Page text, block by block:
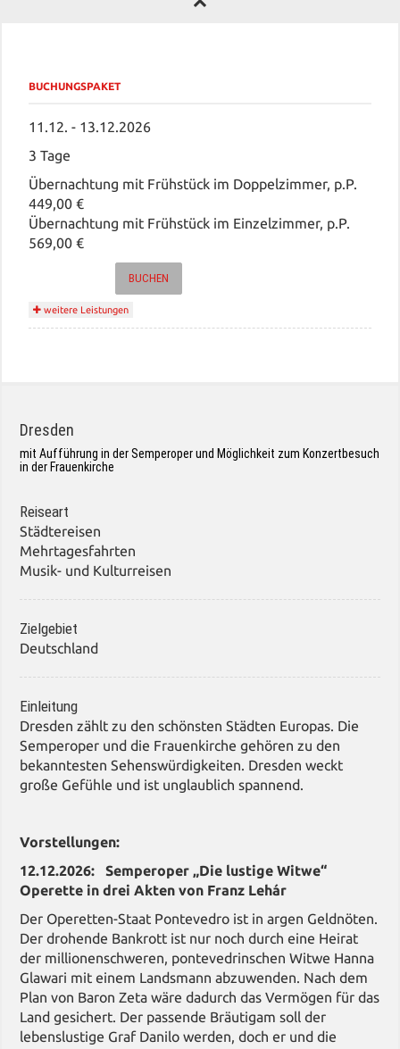
BUCHUNGSPAKET
11.12. - 13.12.2026
3 Tage
Übernachtung mit Frühstück im Doppelzimmer, p.P.
449,00 €
Übernachtung mit Frühstück im Einzelzimmer, p.P.
569,00 €
BUCHEN
weitere Leistungen
Dresden
mit Aufführung in der Semperoper und Möglichkeit zum Konzertbesuch
in der Frauenkirche
Reiseart
Städtereisen
Mehrtagesfahrten
Musik- und Kulturreisen
Zielgebiet
Deutschland
Einleitung
Dresden zählt zu den schönsten Städten Europas. Die
Semperoper und die Frauenkirche gehören zu den
bekanntesten Sehenswürdigkeiten. Dresden weckt
große Gefühle und ist unglaublich spannend.
Vorstellungen:
12.12.2026: Semperoper „Die lustige Witwe“
Operette in drei Akten von Franz Lehár
Der Operetten-Staat Pontevedro ist in argen Geldnöten.
Der drohende Bankrott ist nur noch durch eine Heirat
der millionenschweren, pontevedrinschen Witwe Hanna
Glawari mit einem Landsmann abzuwenden. Nach dem
Plan von Baron Zeta wäre dadurch das Vermögen für das
Land gesichert. Der passende Bräutigam soll der
lebenslustige Graf Danilo werden, doch er und die